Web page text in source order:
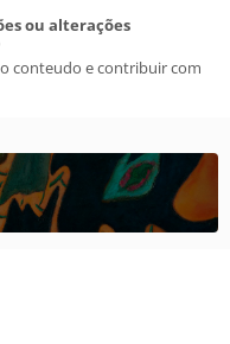
ou alterações
conteudo e contribuir com